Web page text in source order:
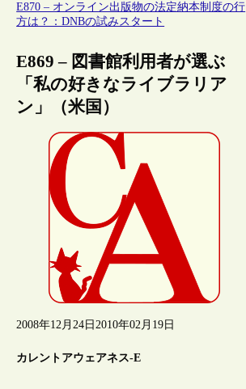
E870 – オンライン出版物の法定納本制度の行
方は？：DNBの試みスタート
E869 – 図書館利用者が選ぶ
「私の好きなライブラリア
ン」（米国）
2008年12月24日 2010年02月19日
カレントアウェアネス-E